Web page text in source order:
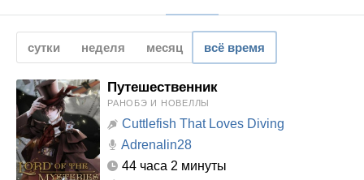
сутки неделя месяц всё время
Путешественник
РАНОБЭ И НОВЕЛЛЫ
Cuttlefish That Loves Diving
Adrenalin28
44 часа 2 минуты